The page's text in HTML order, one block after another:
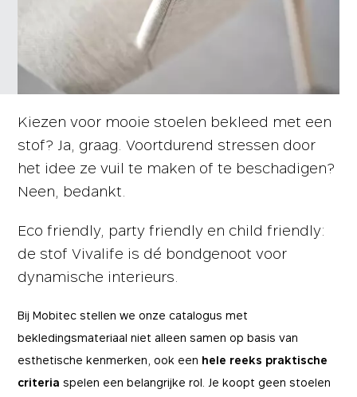
Kiezen voor mooie stoelen bekleed met een
stof? Ja, graag. Voortdurend stressen door
het idee ze vuil te maken of te beschadigen?
Neen, bedankt.
Eco friendly, party friendly en child friendly:
de stof Vivalife is dé bondgenoot voor
dynamische interieurs.
Bij Mobitec stellen we onze catalogus met
bekledingsmateriaal niet alleen samen op basis van
esthetische kenmerken, ook een hele reeks praktische
criteria spelen een belangrijke rol. Je koopt geen stoelen